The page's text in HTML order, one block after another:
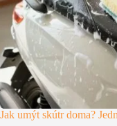
Jak umýt skútr doma?